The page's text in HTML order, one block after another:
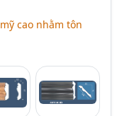
cao nhằm tôn